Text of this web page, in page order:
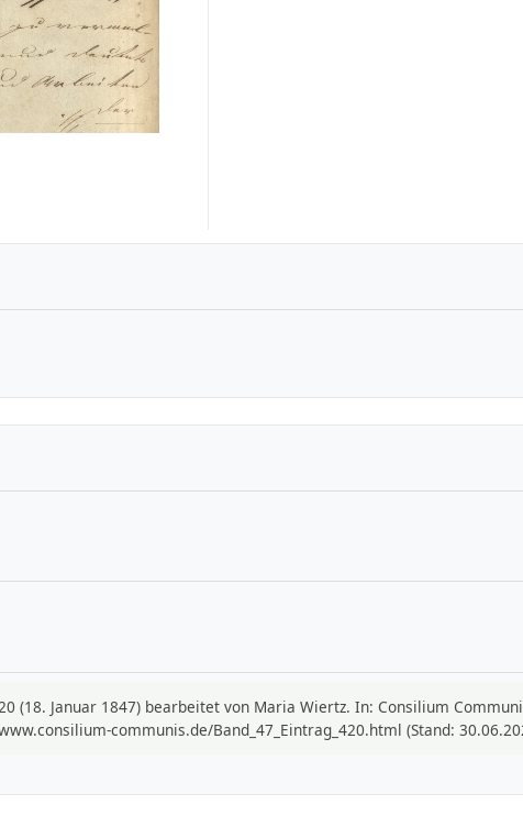
(18. Januar 1847) bearbeitet von Maria Wiertz. In: Consilium
communis.de/Band_47_Eintrag_420.html (Stand: